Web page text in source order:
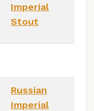
Imperial
Stout
Russian
Imperial